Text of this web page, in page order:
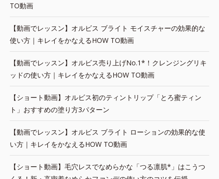
TO動画
【動画でレッスン】オルビス ブライト モイスチャーの効果的な
使い方｜キレイをかなえるHOW TO動画
【動画でレッスン】オルビス売り上げNo.1*！クレンジングリキ
ッドの使い方｜キレイをかなえるHOW TO動画
【ショート動画】オルビス初のティントリップ「とろ蜜ティン
ト」おすすめの塗り方3パターン
【動画でレッスン】オルビス ブライト ローションの効果的な使
い方｜キレイをかなえるHOW TO動画
【ショート動画】毛穴レスでなめらかな「つる凛肌*」はこうつ